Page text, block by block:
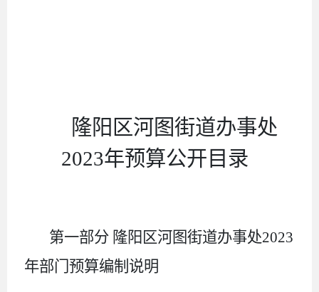
隆阳区河图街道办事处
2023年预算公开目录
第一部分 隆阳区河图街道办事处2023
年部门预算编制说明